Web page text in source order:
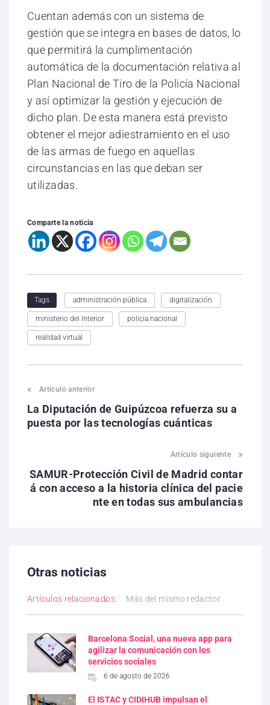
Cuentan además con un sistema de
gestión que se integra en bases de datos, lo
que permitirá la cumplimentación
automática de la documentación relativa al
Plan Nacional de Tiro de la Policía Nacional
y así optimizar la gestión y ejecución de
dicho plan. De esta manera está previsto
obtener el mejor adiestramiento en el uso
de las armas de fuego en aquellas
circunstancias en las que deban ser
utilizadas.
Comparte la noticia
Tags administración pública digitalización
ministerio del interior policia nacional
realidad virtual
Artículo anterior
La Diputación de Guipúzcoa refuerza su a
puesta por las tecnologías cuánticas
Artículo siguiente
SAMUR-Protección Civil de Madrid contar
á con acceso a la historia clínica del pacie
nte en todas sus ambulancias
Otras noticias
Artículos relacionados Más del mismo redactor
Barcelona Social, una nueva app para
agilizar la comunicación con los
servicios sociales
6 de agosto de 2026
El ISTAC y CIDIHUB impulsan el